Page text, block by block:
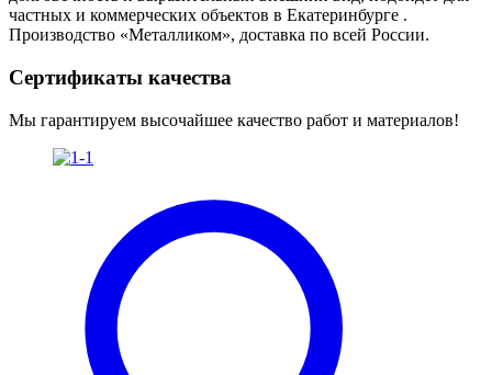
частных и коммерческих объектов в Екатеринбурге .
Производство «Металликом», доставка по всей России.
Сертификаты качества
Мы гарантируем высочайшее качество работ и материалов!